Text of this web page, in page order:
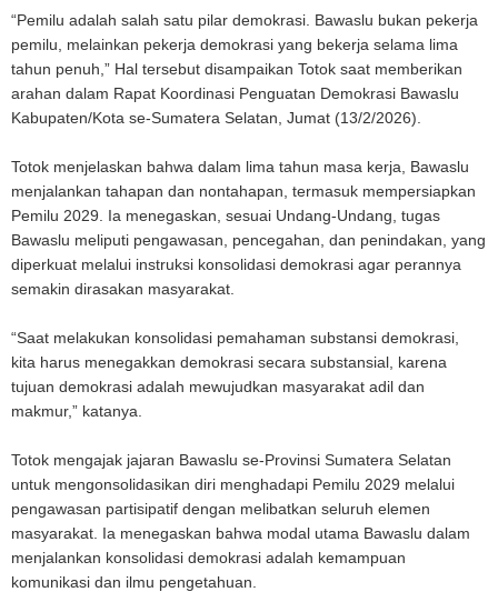
“Pemilu adalah salah satu pilar demokrasi. Bawaslu bukan pekerja
pemilu, melainkan pekerja demokrasi yang bekerja selama lima
tahun penuh,” Hal tersebut disampaikan Totok saat memberikan
arahan dalam Rapat Koordinasi Penguatan Demokrasi Bawaslu
Kabupaten/Kota se-Sumatera Selatan, Jumat (13/2/2026).
Totok menjelaskan bahwa dalam lima tahun masa kerja, Bawaslu
menjalankan tahapan dan nontahapan, termasuk mempersiapkan
Pemilu 2029. Ia menegaskan, sesuai Undang-Undang, tugas
Bawaslu meliputi pengawasan, pencegahan, dan penindakan, yang
diperkuat melalui instruksi konsolidasi demokrasi agar perannya
semakin dirasakan masyarakat.
“Saat melakukan konsolidasi pemahaman substansi demokrasi,
kita harus menegakkan demokrasi secara substansial, karena
tujuan demokrasi adalah mewujudkan masyarakat adil dan
makmur,” katanya.
Totok mengajak jajaran Bawaslu se-Provinsi Sumatera Selatan
untuk mengonsolidasikan diri menghadapi Pemilu 2029 melalui
pengawasan partisipatif dengan melibatkan seluruh elemen
masyarakat. Ia menegaskan bahwa modal utama Bawaslu dalam
menjalankan konsolidasi demokrasi adalah kemampuan
komunikasi dan ilmu pengetahuan.